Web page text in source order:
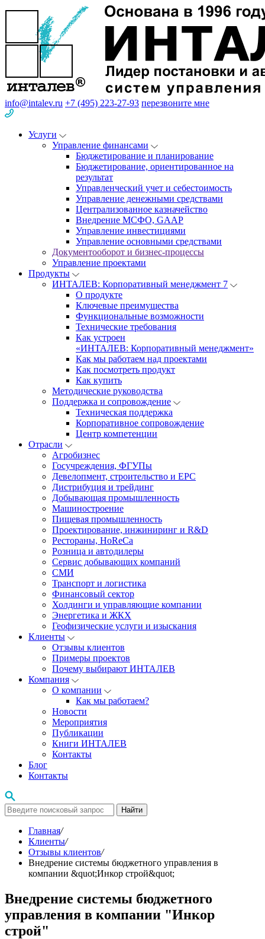
info@intalev.ru +7 (495) 223-27-93 перезвоните мне
Услуги
Управление финансами
Бюджетирование и планирование
Бюджетирование, ориентированное на
результат
Управленческий учет и себестоимость
Управление денежными средствами
Централизованное казначейство
Внедрение МСФО, GAAP
Управление инвестициями
Управление основными средствами
Документооборот и бизнес-процессы
Управление проектами
Продукты
ИНТАЛЕВ: Корпоративный менеджмент 7
О продукте
Ключевые преимущества
Функциональные возможности
Технические требования
Как устроен
«ИНТАЛЕВ: Корпоративный менеджмент»
Как мы работаем над проектами
Как посмотреть продукт
Как купить
Методические руководства
Поддержка и сопровождение
Техническая поддержка
Корпоративное сопровождение
Центр компетенции
Отрасли
Агробизнес
Госучреждения, ФГУПы
Девелопмент, строительство и EPC
Дистрибуция и трейдинг
Добывающая промышленность
Машиностроение
Пищевая промышленность
Проектирование, инжиниринг и R&D
Рестораны, HoReCa
Розница и автодилеры
Сервис добывающих компаний
СМИ
Транспорт и логистика
Финансовый сектор
Холдинги и управляющие компании
Энергетика и ЖКХ
Геофизические услуги и изыскания
Клиенты
Отзывы клиентов
Примеры проектов
Почему выбирают ИНТАЛЕВ
Компания
О компании
Как мы работаем?
Новости
Мероприятия
Публикации
Книги ИНТАЛЕВ
Контакты
Блог
Контакты
Найти
Главная/
Клиенты/
Отзывы клиентов/
Внедрение системы бюджетного управления в
компании &quot;Инкор строй&quot;
Внедрение системы бюджетного
управления в компании "Инкор
строй"